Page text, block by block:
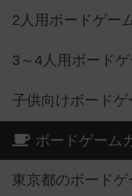
2人用ボードゲー
3～4人用ボード
子供向けボードゲ
ボードゲーム
東京都のボードゲ